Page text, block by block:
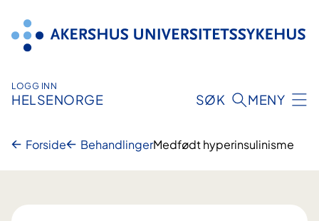
innhold
LOGG INN
HELSENORGE SØK MENY
Forside BehandlingerMedfødt hyperinsulinisme